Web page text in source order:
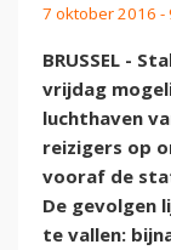
7 oktober 2016 -
BRUSSEL -
vrijdag
luchthaven
reizigers op
vooraf de
De gevolgen
te vallen: